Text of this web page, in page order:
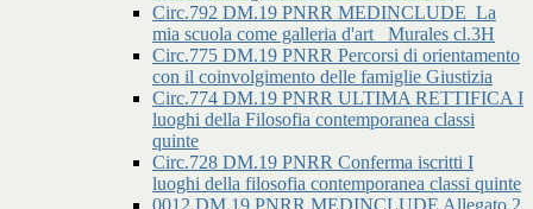
Circ.792 DM.19 PNRR MEDINCLUDE_La
mia scuola come galleria d'art _Murales cl.3H
Circ.775 DM.19 PNRR Percorsi di orientamento
con il coinvolgimento delle famiglie Giustizia
Circ.774 DM.19 PNRR ULTIMA RETTIFICA I
luoghi della Filosofia contemporanea classi
quinte
Circ.728 DM.19 PNRR Conferma iscritti I
luoghi della filosofia contemporanea classi quinte